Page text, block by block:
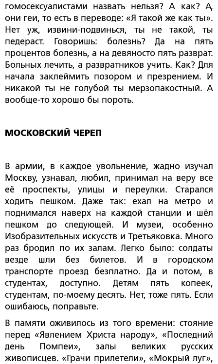
гомосексуалистами назвать нельзя? А как? А,
они геи, то есть в переводе: «Я такой же как ты».
Нет уж, извини-подвинься, ты не такой, ты
педераст. Говоришь: болезнь? Да на пять
процентов болезнь, а на девяносто пять разврат.
Больных лечить, а развратников учить. Как? Для
начала заклеймить позором и презрением. И
никакой ты не голубой ты мерзопакостный. А
вообще-то хорошо бы пороть.
МОСКОВСКИЙ ЧЕРЕП
В армии, в каждое увольнение, жадно изучал
Москву, узнавал, любил, принимал на веру все
её проспекты, улицы и переулки. Старался
ходить пешком. Даже так: ехал на метро и
поднимался наверх на каждой станции и шёл
пешком до следующей. И музеи, особенно
Изобразительных искусств и Третьяковка. Много
раз бродил по их залам. Легко было: солдаты
везде шли без билетов. И в городском
транспорте проезд безплатно. Да и потом, в
студентах, доступно. Детям пять копеек,
студентам, по-моему десять. Нет, тоже пять. Если
ошибаюсь, поправьте.
В памяти оживилось из того времени: стояние
перед «Явлением Христа народу», «Последний
день Помпеи», залы великих русских
живописцев. «Грачи прилетели», «Мокрый луг»,